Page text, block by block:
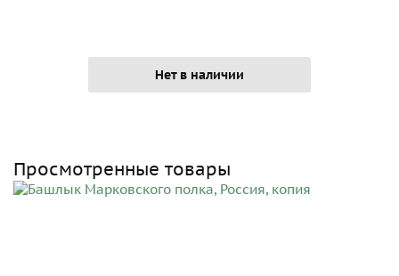
Нет в наличии
Просмотренные товары